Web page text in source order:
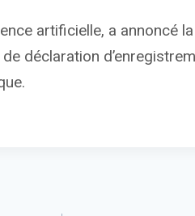
artificielle, a annoncé
déclaration